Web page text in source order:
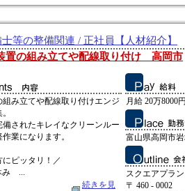
等の整備関連 / 正社員【人材紹介】
置の組み立てや配線取り付け 高岡市
組み立てや配線取り付けエンジ
備されたキレイなクリーンルー
業になります。
にピッタリ！／
み ...
続きを見
月給 20万8000
富山県高岡市
スクエアプラ
〒 460 - 0002